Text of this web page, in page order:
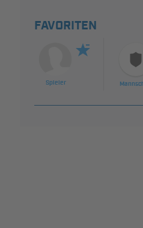
FAVORITEN
Spieler